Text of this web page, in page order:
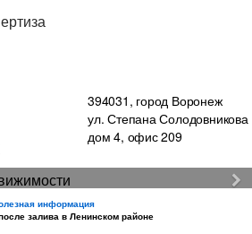
394031, город Воронеж
ул. Степана Солодовникова
дом 4, офис 209
информация
залива в Ленинском районе